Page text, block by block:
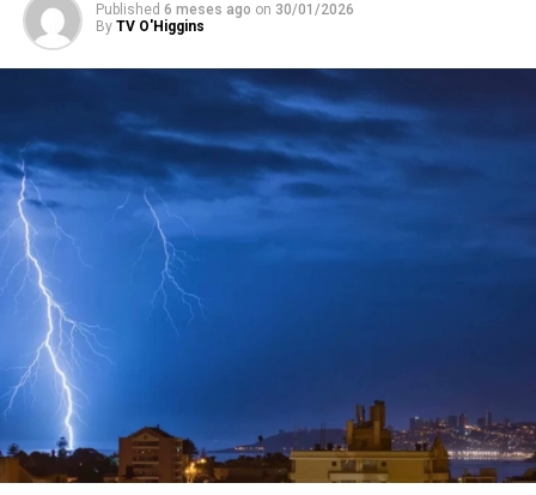
Published 6 meses ago on 30/01/2026
By TV O'Higgins